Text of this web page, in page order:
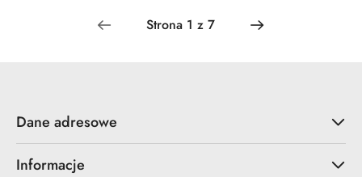
Dane adresowe
Informacje